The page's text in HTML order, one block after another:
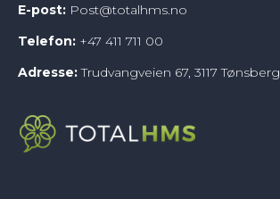
E-post: Post@totalhms.no
Telefon: +47 411 711 00
Adresse:Trudvangveien 67, 3117 Tønsberg